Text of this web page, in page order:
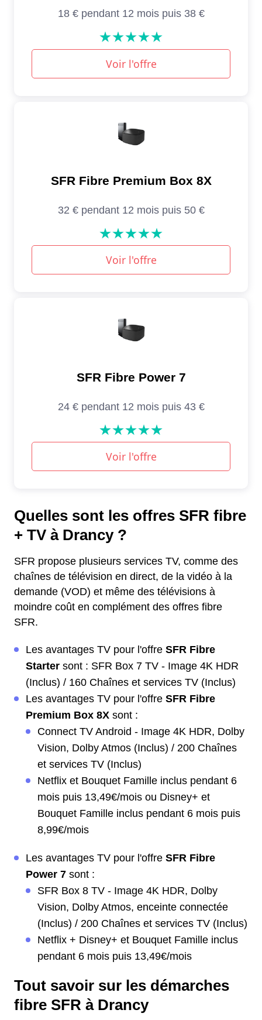
Quelles sont les offres SFR fibre
+ TV à Drancy ?
SFR propose plusieurs services TV, comme des
chaînes de télévision en direct, de la vidéo à la
demande (VOD) et même des télévisions à
moindre coût en complément des offres fibre
SFR.
Les avantages TV pour l'offre SFR Fibre
Starter sont : SFR Box 7 TV - Image 4K HDR
(Inclus) / 160 Chaînes et services TV (Inclus)
Les avantages TV pour l'offre SFR Fibre
Premium Box 8X sont :
Connect TV Android - Image 4K HDR, Dolby
Vision, Dolby Atmos (Inclus) / 200 Chaînes
et services TV (Inclus)
Netflix et Bouquet Famille inclus pendant 6
mois puis 13,49€/mois ou Disney+ et
Bouquet Famille inclus pendant 6 mois puis
8,99€/mois
Les avantages TV pour l'offre SFR Fibre
Power 7 sont :
SFR Box 8 TV - Image 4K HDR, Dolby
Vision, Dolby Atmos, enceinte connectée
(Inclus) / 200 Chaînes et services TV (Inclus)
Netflix + Disney+ et Bouquet Famille inclus
pendant 6 mois puis 13,49€/mois
Tout savoir sur les démarches
fibre SFR à Drancy